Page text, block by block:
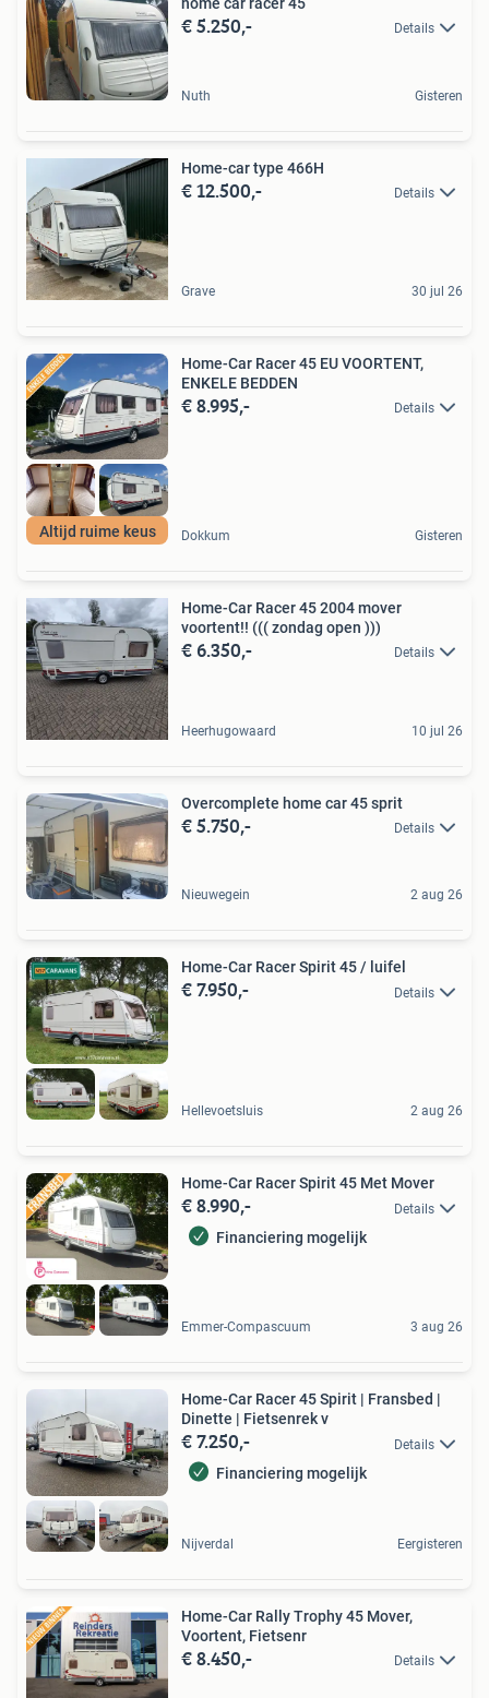
€ 5.250,- Details
Nuth Gisteren
Home-car type 466H
€ 12.500,- Details
Grave 30 jul 26
Altijd ruime keus
Home-Car Racer 45 EU VOORTENT,
ENKELE BEDDEN
€ 8.995,- Details
Dokkum Gisteren
Home-Car Racer 45 2004 mover
voortent!! ((( zondag open )))
€ 6.350,- Details
Heerhugowaard 10 jul 26
Overcomplete home car 45 sprit
€ 5.750,- Details
Nieuwegein 2 aug 26
Home-Car Racer Spirit 45 / luifel
€ 7.950,- Details
Hellevoetsluis 2 aug 26
Home-Car Racer Spirit 45 Met Mover
€ 8.990,- Details
Financiering mogelijk
Emmer-Compascuum 3 aug 26
Home-Car Racer 45 Spirit | Fransbed |
Dinette | Fietsenrek v
€ 7.250,- Details
Financiering mogelijk
Nijverdal Eergisteren
Home-Car Rally Trophy 45 Mover,
Voortent, Fietsenr
€ 8.450,- Details